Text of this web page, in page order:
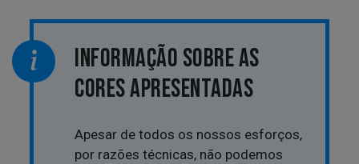
INFORMAÇÃO SOBRE AS
CORES APRESENTADAS
Apesar de todos os nossos esforços,
por razões técnicas, não podemos